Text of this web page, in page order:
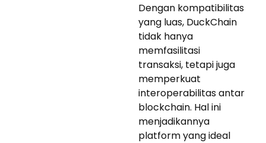
Dengan kompatibilitas
yang luas, DuckChain
tidak hanya
memfasilitasi
transaksi, tetapi juga
memperkuat
interoperabilitas antar
blockchain. Hal ini
menjadikannya
platform yang ideal